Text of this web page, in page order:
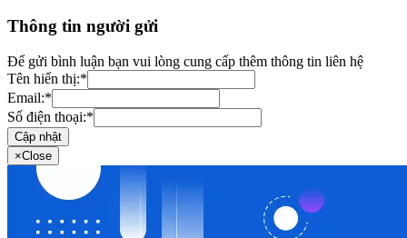
Thông tin người gửi
Để gửi bình luận bạn vui lòng cung cấp thêm thông tin liên hệ
Tên hiển thị:*
Email:*
Số điện thoại:*
Cập nhật
×Close